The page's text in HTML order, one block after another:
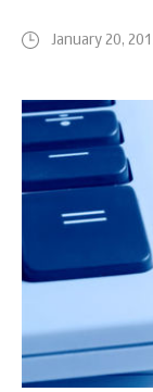
January 20,